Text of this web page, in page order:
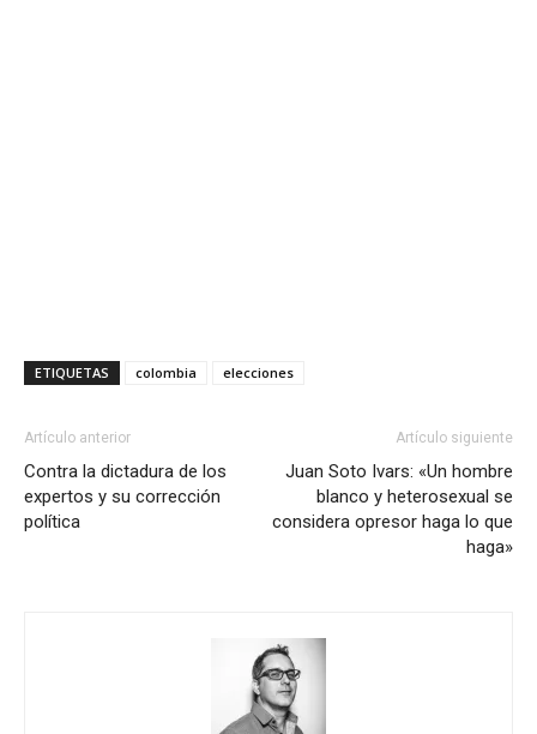
ETIQUETAS colombia elecciones
Artículo anterior
Contra la dictadura de los
expertos y su corrección
política
Artículo siguiente
Juan Soto Ivars: «Un hombre
blanco y heterosexual se
considera opresor haga lo que
haga»